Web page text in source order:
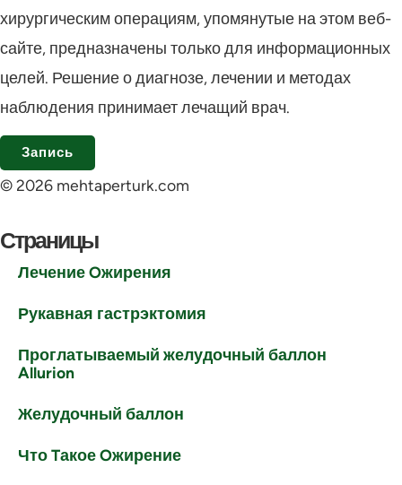
хирургическим операциям, упомянутые на этом веб-
сайте, предназначены только для информационных
целей. Решение о диагнозе, лечении и методах
наблюдения принимает лечащий врач.
Запись
© 2026 mehtaperturk.com
Страницы
Лечение Oжирения
Рукавная гастрэктомия
Проглатываемый желудочный баллон
Allurion
Желудочный баллон
Что Tакое Oжирение